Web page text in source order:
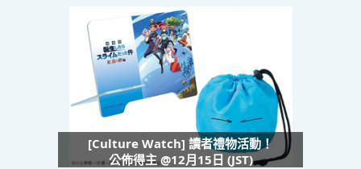
[Culture Watch] 讀者禮物活動！
公佈得主 @12月15日 (JST)